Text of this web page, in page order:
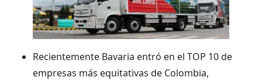
Recientemente Bavaria entró en el TOP 10 de
empresas más equitativas de Colombia,